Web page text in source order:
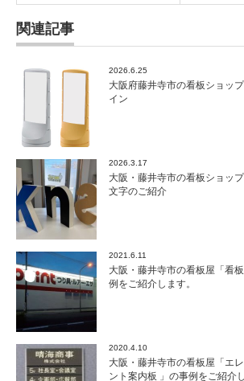
関連記事
2026.6.25
大阪府藤井寺市の看板ショッ
イン
2026.3.17
大阪・藤井寺市の看板ショッ
文字のご紹介
2021.6.11
大阪・藤井寺市の看板屋「看
例をご紹介します。
2020.4.10
大阪・藤井寺市の看板屋「エ
ント案内板 」の事例をご紹介